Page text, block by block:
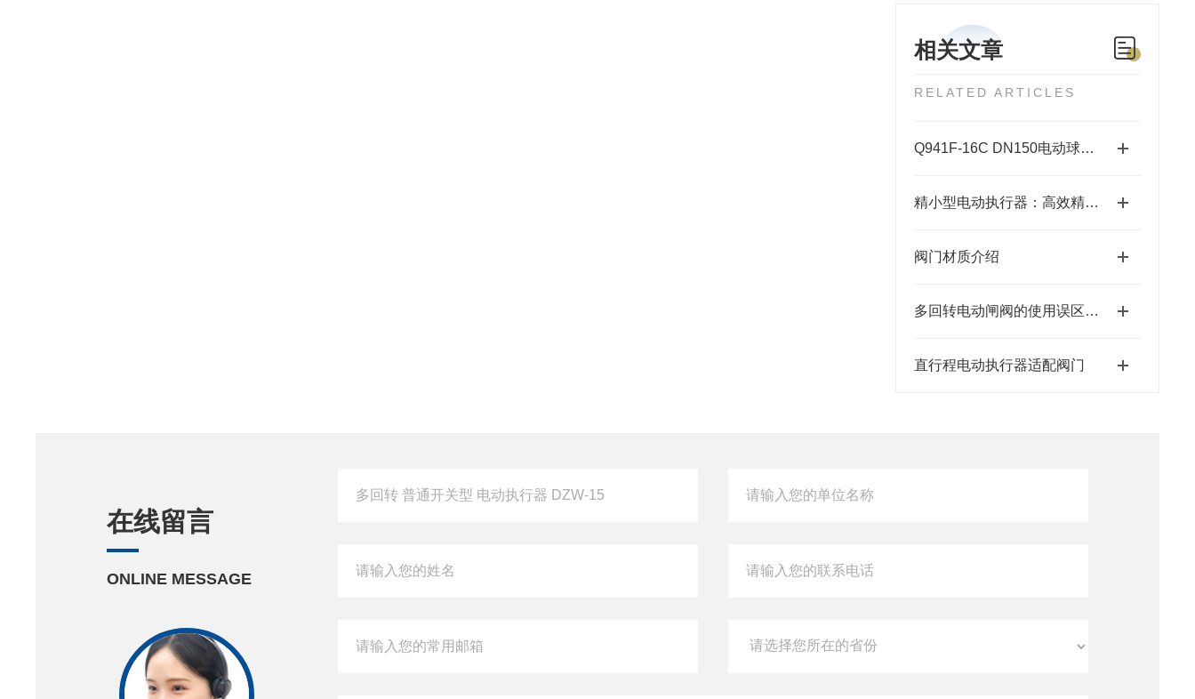
相关文章
RELATED ARTICLES
Q941F-16C DN150电动球阀安装指南
精小型电动执行器：高效精准的自动化控制解决方案
阀门材质介绍
多回转电动闸阀的使用误区有几点
直行程电动执行器适配阀门
在线留言
ONLINE MESSAGE